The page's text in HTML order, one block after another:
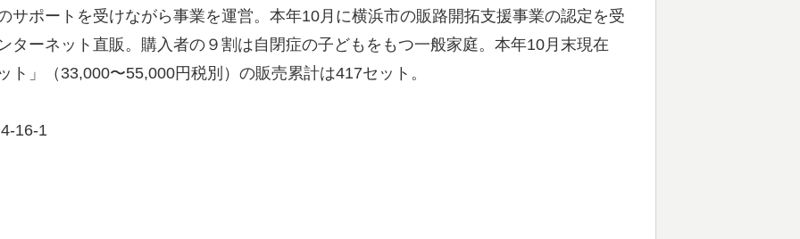
サポートを受けながら事業を運営。本年10月に横浜市の販路開拓支援事業の認定を受
ターネット直販。購入者の９割は自閉症の子どもをもつ一般家庭。本年10月末現在
ト」（33,000〜55,000円税別）の販売累計は417セット。
16-1